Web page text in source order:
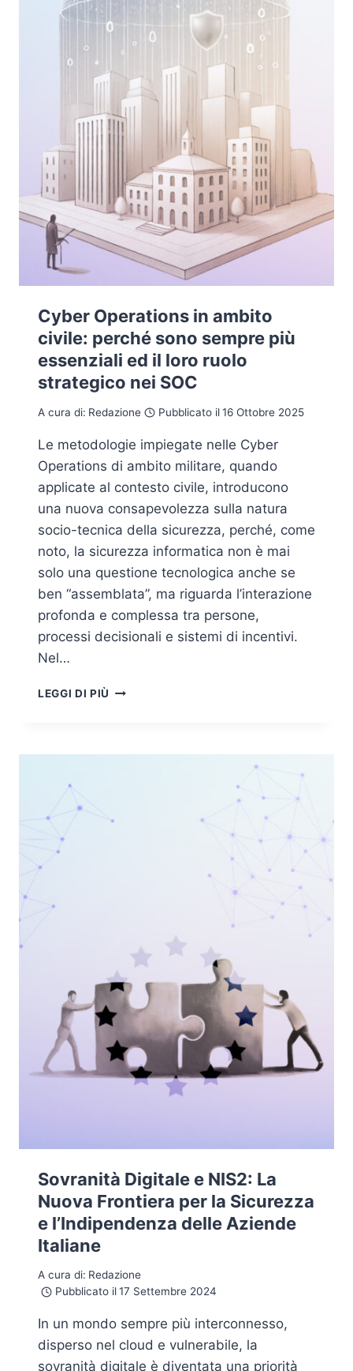
RIDEFINENDO
LA
DIFESA
DIGITALE
Cyber Operations in ambito
civile: perché sono sempre più
essenziali ed il loro ruolo
strategico nei SOC
A cura di: Redazione Pubblicato il16 Ottobre 2025
Le metodologie impiegate nelle Cyber
Operations di ambito militare, quando
applicate al contesto civile, introducono
una nuova consapevolezza sulla natura
socio-tecnica della sicurezza, perché, come
noto, la sicurezza informatica non è mai
solo una questione tecnologica anche se
ben “assemblata”, ma riguarda l’interazione
profonda e complessa tra persone,
processi decisionali e sistemi di incentivi.
Nel…
LEGGI DI PIÙ CYBER
CIVILE:
PIÙ
SOC
Sovranità Digitale e NIS2: La
Nuova Frontiera per la Sicurezza
e l’Indipendenza delle Aziende
Italiane
A cura di: Redazione
Pubblicato il 17 Settembre 2024
In un mondo sempre più interconnesso,
disperso nel cloud e vulnerabile, la
sovranità digitale è diventata una priorità